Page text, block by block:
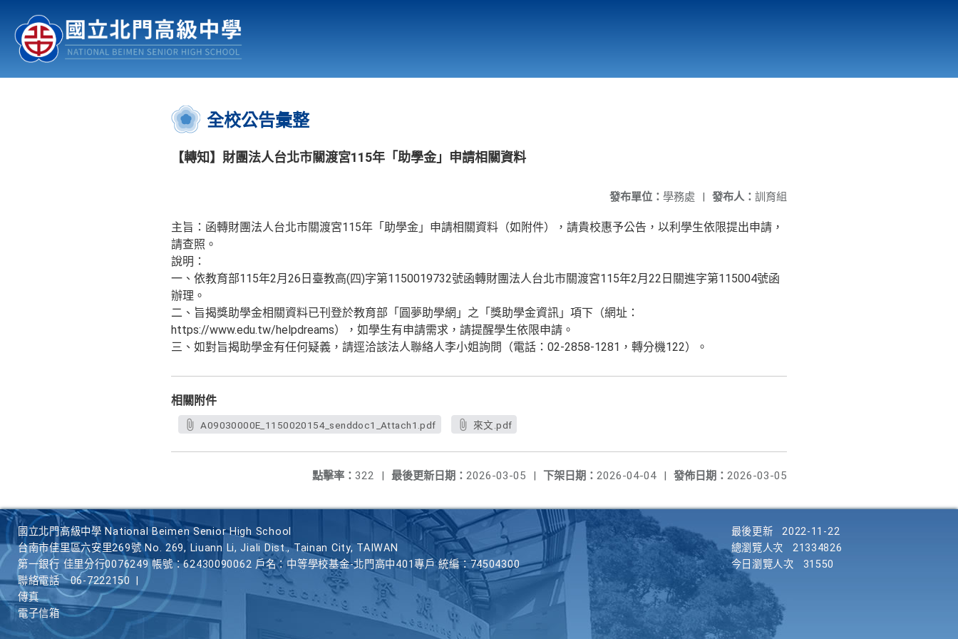
認識北中 行事曆
:::
全校公告彙整
【轉知】財團法人台北市關渡宮115年「助學金」申請相關資料
發布人： 訓育組
發布單位： 學務處 |
主旨：函轉財團法人台北市關渡宮115年「助學金」申請相關資料（如附件），請貴校惠予公告，以利學生依限提出申請，
請查照。
說明：
一、依教育部115年2月26日臺教高(四)字第1150019732號函轉財團法人台北市關渡宮115年2月22日關進字第115004號函
辦理。
二、旨揭獎助學金相關資料已刊登於教育部「圓夢助學網」之「獎助學金資訊」項下（網址：
https://www.edu.tw/helpdreams），如學生有申請需求，請提醒學生依限申請。
三、如對旨揭助學金有任何疑義，請逕洽該法人聯絡人李小姐詢問（電話：02-2858-1281，轉分機122）。
相關附件
A09030000E_1150020154_senddoc1_Attach1.pdf 來文.pdf
發佈日期： 2026-03-05
下架日期： 2026-04-04 |
最後更新日期： 2026-03-05 |
點擊率： 322 |
國立北門高級中學 National Beimen Senior High School
台南市佳里區六安里269號 No. 269, Liuann Li, Jiali Dist., Tainan City, TAIWAN
第一銀行 佳里分行0076249 帳號：62430090062 戶名：中等學校基金-北門高中401專戶 統編：74504300
聯絡電話
06-7222150
傳真
電子信箱
最後更新
2022-11-22
總瀏覽人次
21334826
今日瀏覽人次
31550